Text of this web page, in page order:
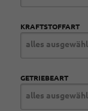
KRAFTSTOFFART
alles
GETRIEBEART
alles